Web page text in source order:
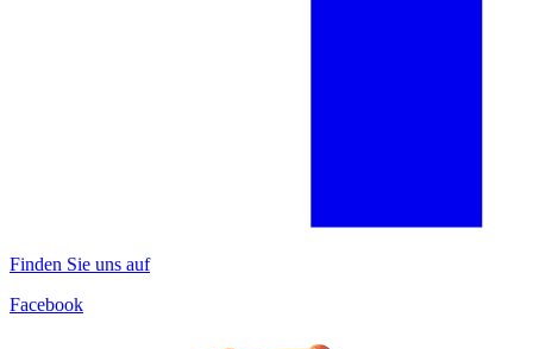
Finden Sie uns auf
Facebook